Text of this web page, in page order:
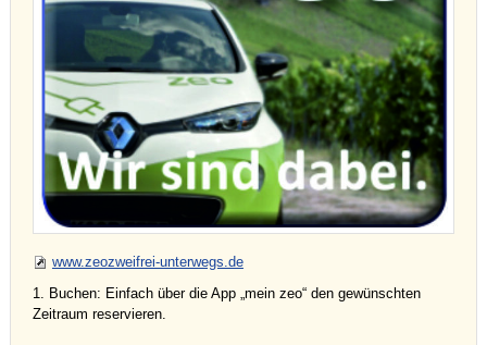
www.zeozweifrei-unterwegs.de
1. Buchen: Einfach über die App „mein zeo“ den gewünschten
Zeitraum reservieren.